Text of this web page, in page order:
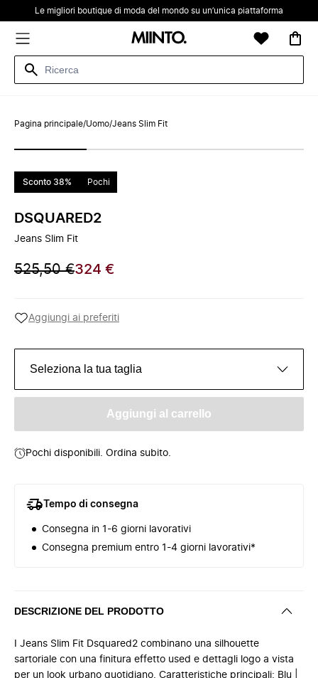
Le migliori boutique di moda del mondo su un’unica piattaforma
Pagina principale/Uomo/Jeans Slim Fit
Sconto 38% Pochi
DSQUARED2
Jeans Slim Fit
525,50 €324 €
Aggiungi ai preferiti
Seleziona la tua taglia
Aggiungi al carrello
Pochi disponibili. Ordina subito.
Tempo di consegna
Consegna in 1-6 giorni lavorativi
Consegna premium entro 1-4 giorni lavorativi*
DESCRIZIONE DEL PRODOTTO
I Jeans Slim Fit Dsquared2 combinano una silhouette
sartoriale con una finitura effetto used e dettagli logo a vista
per un look urbano quotidiano. Caratteristiche principali: Blu |